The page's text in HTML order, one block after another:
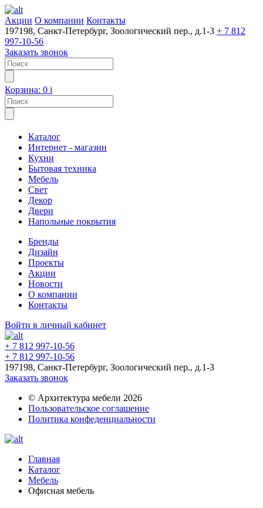
Акции О компании Контакты
197198, Санкт-Петербург, Зоологический пер., д.1-3 + 7 812
997-10-56
Заказать звонок
Корзина: 0 i
Каталог
Интернет - магазин
Кухни
Бытовая техника
Мебель
Свет
Декор
Двери
Напольные покрытия
Бренды
Дизайн
Проекты
Акции
Новости
О компании
Контакты
Войти в личный кабинет
+ 7 812 997-10-56
+ 7 812 997-10-56
197198, Санкт-Петербург, Зоологический пер., д.1-3
Заказать звонок
© Архитектура мебели 2026
Пользовательское соглашение
Политика конфеденциальности
Главная
Каталог
Мебель
Офисная мебель